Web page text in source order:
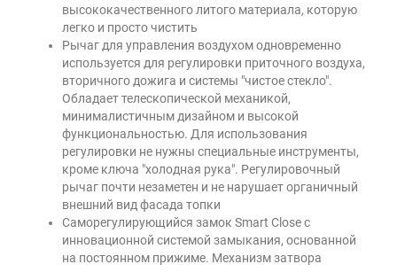
высококачественного литого материала, которую
легко и просто чистить
Рычаг для управления воздухом одновременно
используется для регулировки приточного воздуха,
вторичного дожига и системы "чистое стекло".
Обладает телескопической механикой,
минималистичным дизайном и высокой
функциональностью. Для использования
регулировки не нужны специальные инструменты,
кроме ключа "холодная рука". Регулировочный
рычаг почти незаметен и не нарушает органичный
внешний вид фасада топки
Саморегулирующийся замок Smart Close с
инновационной системой замыкания, основанной
на постоянном прижиме. Механизм затвора